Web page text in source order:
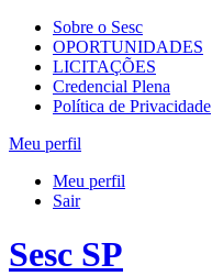
Sobre o Sesc
OPORTUNIDADES
LICITAÇÕES
Credencial Plena
Política de Privacidade
Meu perfil
Meu perfil
Sair
Sesc SP